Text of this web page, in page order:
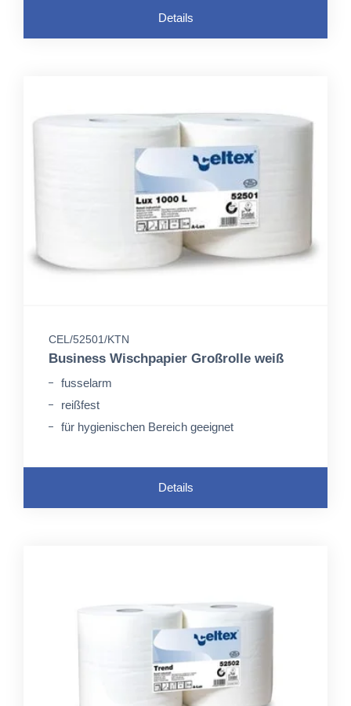
Details
CEL/52501/KTN
Business Wischpapier Großrolle weiß
fusselarm
reißfest
für hygienischen Bereich geeignet
Details